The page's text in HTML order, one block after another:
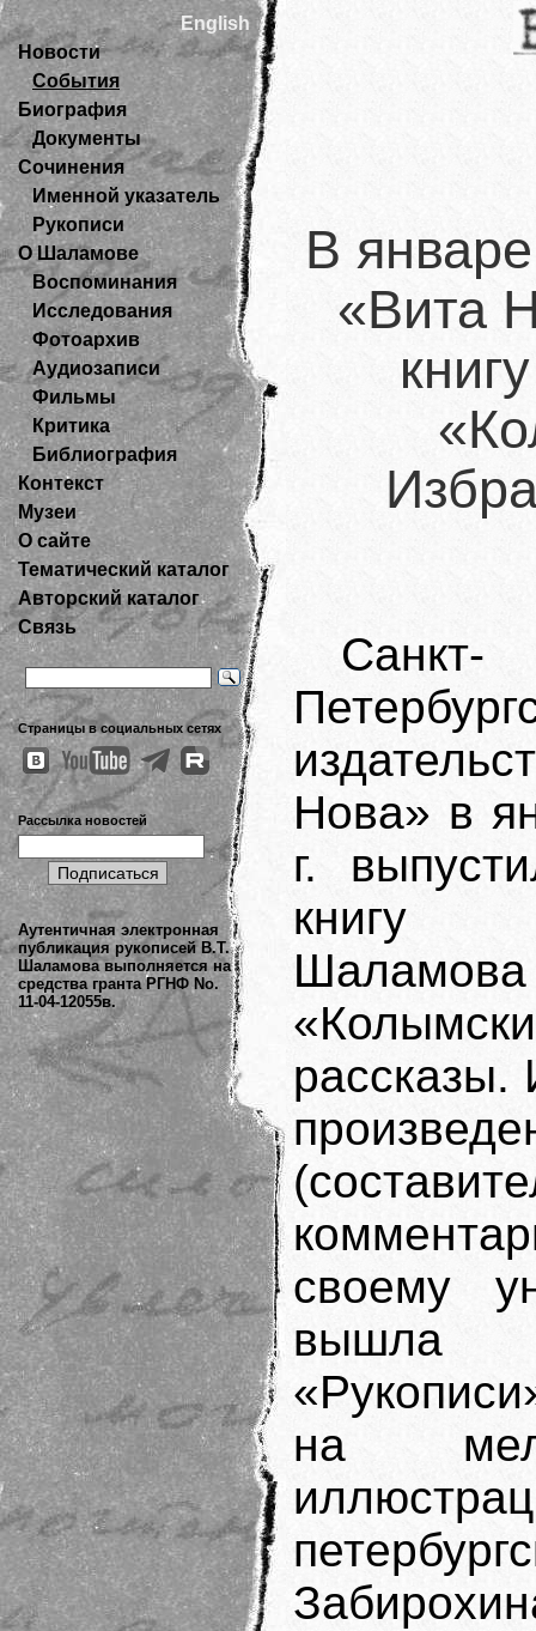
English
Новости
События
Биография
Документы
Сочинения
Именной указатель
Рукописи
О Шаламове
Воспоминания
Исследования
Фотоархив
Аудиозаписи
Фильмы
Критика
Библиография
Контекст
Музеи
О сайте
Тематический каталог
Авторский каталог
Связь
Страницы в социальных сетях
Рассылка новостей
Аутентичная электронная
публикация рукописей В.Т.
Шаламова выполняется на
средства гранта РГНФ No.
11-04-12055в.
В
«Вита
Санкт-
Нова» в
г.
книгу
Шаламова
рассказы.
своему
вышла
на